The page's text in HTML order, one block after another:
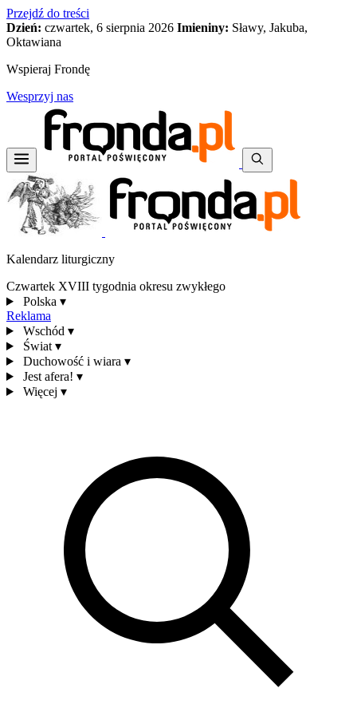
Przejdź do treści
Dzień: czwartek, 6 sierpnia 2026 Imieniny: Sławy, Jakuba,
Oktawiana
Wspieraj Frondę
Wesprzyj nas
Kalendarz liturgiczny
Czwartek XVIII tygodnia okresu zwykłego
Polska ▾
Reklama
Wschód ▾
Świat ▾
Duchowość i wiara ▾
Jest afera! ▾
Więcej ▾